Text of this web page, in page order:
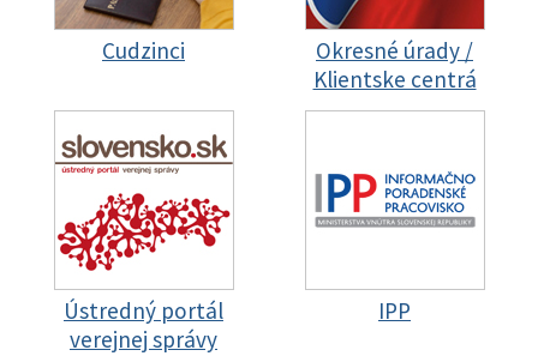
Cudzinci
Okresné úrady /
Klientske centrá
Ústredný portál
verejnej správy
IPP